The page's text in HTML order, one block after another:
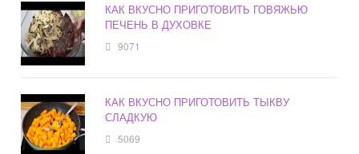
КАК ВКУСНО ПРИГОТОВИТЬ ГОВЯЖЬЮ
ПЕЧЕНЬ В ДУХОВКЕ
9071
КАК ВКУСНО ПРИГОТОВИТЬ ТЫКВУ
СЛАДКУЮ
5069